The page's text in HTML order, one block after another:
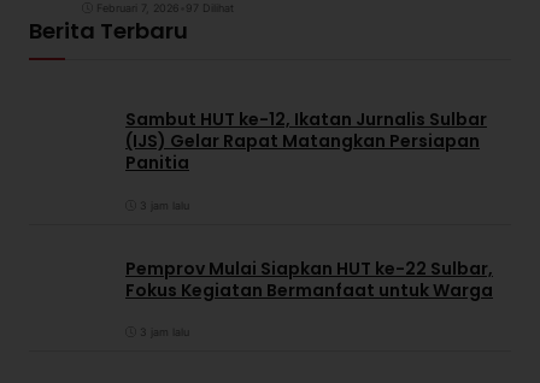
Februari 7, 2026 97 Dilihat
Berita Terbaru
Sambut HUT ke-12, Ikatan Jurnalis Sulbar
(IJS) Gelar Rapat Matangkan Persiapan
Panitia
3 jam lalu
Pemprov Mulai Siapkan HUT ke-22 Sulbar,
Fokus Kegiatan Bermanfaat untuk Warga
3 jam lalu